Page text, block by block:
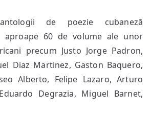
de poezie cubaneză
aproape 60 de volume ale unor
precum Justo Jorge Padron,
Diaz Martinez, Gaston Baquero,
Alberto, Felipe Lazaro, Arturo
Degrazia, Miguel Barnet,